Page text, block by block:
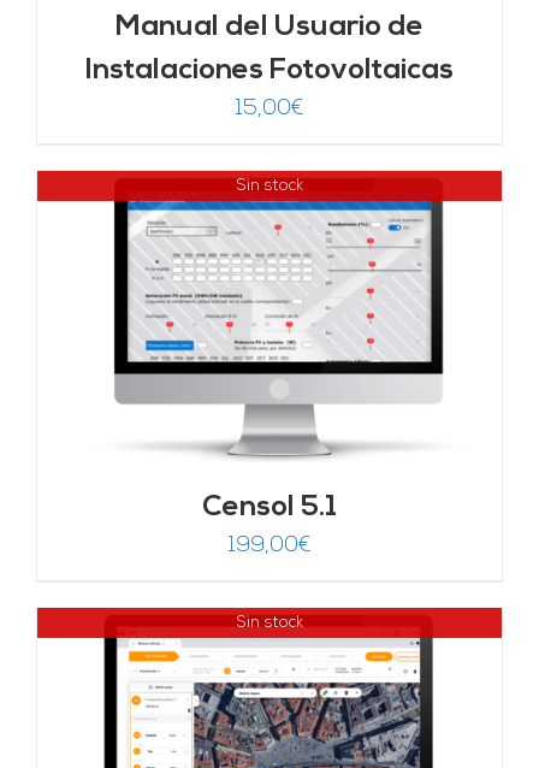
Manual del Usuario de
Instalaciones Fotovoltaicas
15,00€
Sin stock
Censol 5.1
199,00€
Sin stock